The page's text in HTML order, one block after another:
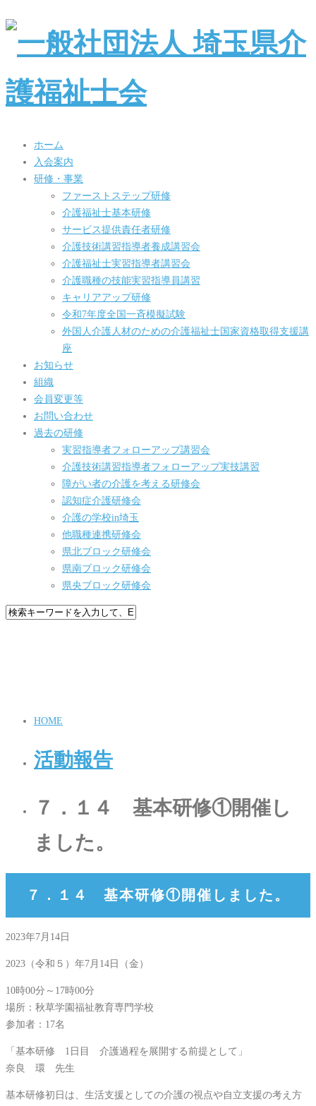
ホーム
入会案内
研修・事業
ファーストステップ研修
介護福祉士基本研修
サービス提供責任者研修
介護技術講習指導者養成講習会
介護福祉士実習指導者講習会
介護職種の技能実習指導員講習
キャリアアップ研修
令和7年度全国一斉模擬試験
外国人介護人材のための介護福祉士国家資格取得支援講
座
お知らせ
組織
会員変更等
お問い合わせ
過去の研修
実習指導者フォローアップ講習会
介護技術講習指導者フォローアップ実技講習
障がい者の介護を考える研修会
認知症介護研修会
介護の学校in埼玉
他職種連携研修会
県北ブロック研修会
県南ブロック研修会
県央ブロック研修会
HOME
活動報告
７．１４ 基本研修①開催し
ました。
７．１４ 基本研修①開催しました。
2023年7月14日
2023（令和５）年7月14日（金）
10時00分～17時00分
場所：秋草学園福祉教育専門学校
参加者：17名
「基本研修 1日目 介護過程を展開する前提として」
奈良 環 先生
基本研修初日は、生活支援としての介護の視点や自立支援の考え方